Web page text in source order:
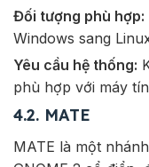
Đối tượng phù hợp:
Windows sang
Yêu cầu hệ thống:
phù hợp với máy
4.2. MATE
MATE là một